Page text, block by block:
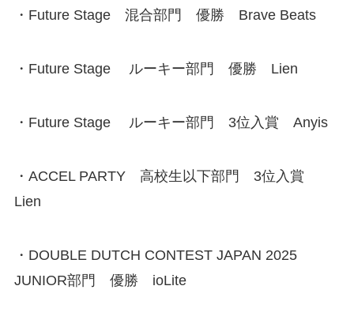
・Future Stage 混合部門 優勝 Brave Beats
・Future Stage ルーキー部門 優勝 Lien
・Future Stage ルーキー部門 3位入賞 Anyis
・ACCEL PARTY 高校生以下部門 3位入賞
Lien
・DOUBLE DUTCH CONTEST JAPAN 2025
JUNIOR部門 優勝 ioLite